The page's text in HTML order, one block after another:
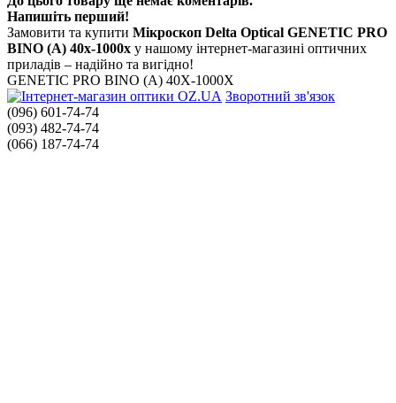
Напишіть перший!
Замовити та купити Мікроскоп Delta Optical GENETIC PRO
BINO (A) 40x-1000x у нашому інтернет-магазині оптичних
приладів – надійно та вигідно!
GENETIC PRO BINO (A) 40X-1000X
Зворотний зв'язок
(096) 601-74-74
(093) 482-74-74
(066) 187-74-74